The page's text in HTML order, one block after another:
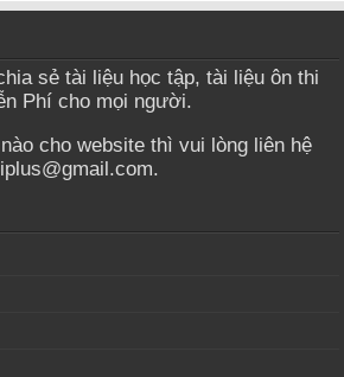
sẻ tài liệu học tập, tài liệu ôn thi
Phí cho mọi người.
cho website thì vui lòng liên hệ